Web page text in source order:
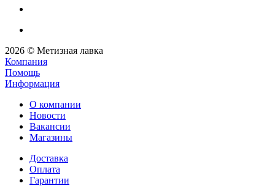
2026 © Метизная лавка
Компания
Помощь
Информация
О компании
Новости
Вакансии
Магазины
Доставка
Оплата
Гарантии